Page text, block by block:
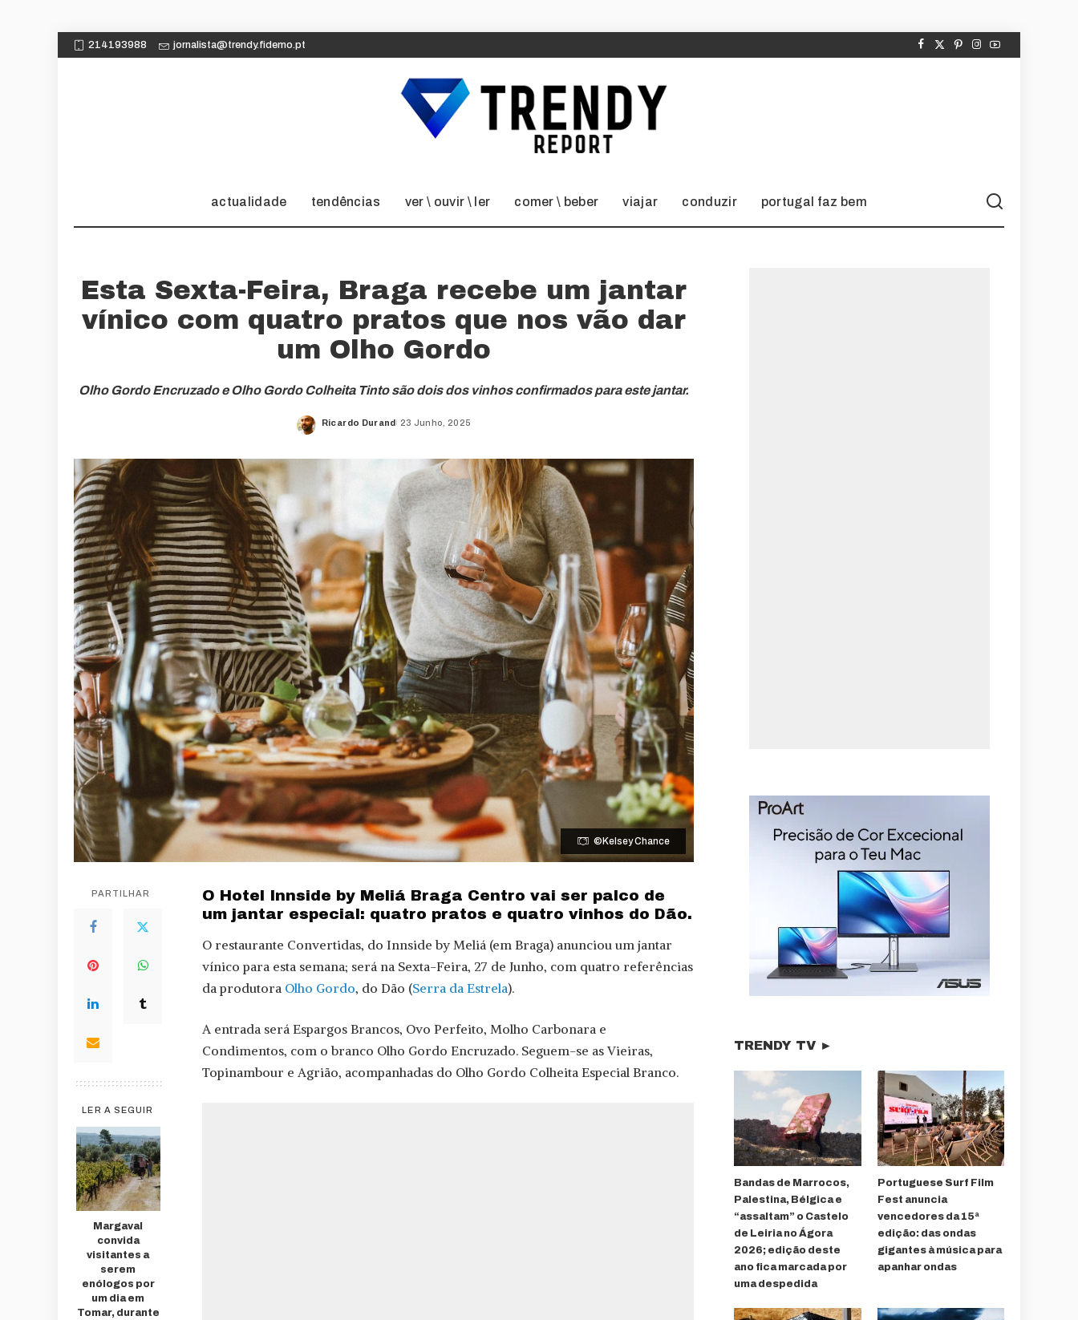
214193988 jornalista@trendy.fidemo.pt
actualidade tendências ver \ ouvir \ ler comer \ beber viajar conduzir portugal faz bem
Esta Sexta-Feira, Braga recebe um jantar
vínico com quatro pratos que nos vão dar
um Olho Gordo
Olho Gordo Encruzado e Olho Gordo Colheita Tinto são dois dos vinhos confirmados para este jantar.
Posted
Ricardo Durand 23 Junho, 2025
©Kelsey Chance
PARTILHAR
LER A SEGUIR
Margaval
convida
visitantes a
serem
enólogos por
um dia em
Tomar, durante
O Hotel Innside by Meliá Braga Centro vai ser palco de
um jantar especial: quatro pratos e quatro vinhos do Dão.
O restaurante Convertidas, do Innside by Meliá (em Braga) anunciou um jantar
vínico para esta semana; será na Sexta-Feira, 27 de Junho, com quatro referências
da produtora Olho Gordo, do Dão (Serra da Estrela).
A entrada será Espargos Brancos, Ovo Perfeito, Molho Carbonara e
Condimentos, com o branco Olho Gordo Encruzado. Seguem-se as Vieiras,
Topinambour e Agrião, acompanhadas do Olho Gordo Colheita Especial Branco.
TRENDY TV ►
Bandas de Marrocos,
Palestina, Bélgica e
“assaltam” o Castelo
de Leiria no Ágora
2026; edição deste
ano fica marcada por
uma despedida
Portuguese Surf Film
Fest anuncia
vencedores da 15ª
edição: das ondas
gigantes à música para
apanhar ondas